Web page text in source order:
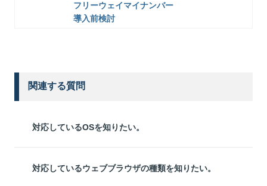
フリーウェイマイナンバー
導入前検討
関連する質問
対応しているOSを知りたい。
対応しているウェブブラウザの種類を知りたい。